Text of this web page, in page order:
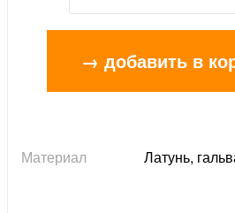
→ добавить в
Материал Латунь,